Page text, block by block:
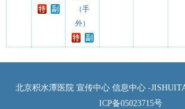
（手
外）
北京积水潭医院 宣传中心 信息中心 -
ICP备05023715号